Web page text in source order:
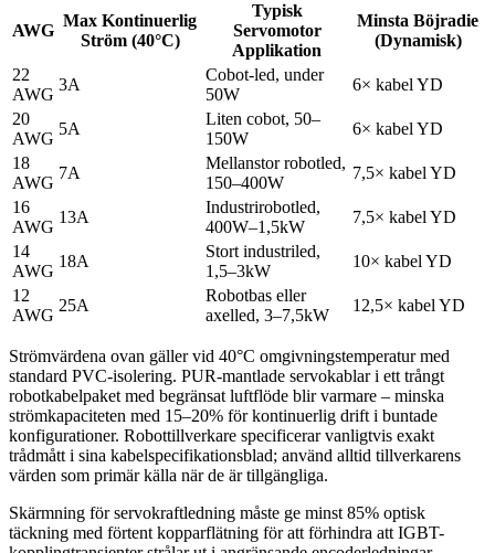
AWG
Max Kontinuerlig
Ström (40°C)
Typisk
Servomotor
Applikation
Minsta Böjradie
(Dynamisk)
22
AWG
3A
Cobot-led, under
50W
6× kabel YD
20
AWG
5A
Liten cobot, 50–
150W
6× kabel YD
18
AWG
7A
Mellanstor robotled,
150–400W
7,5× kabel YD
16
AWG
13A
Industrirobotled,
400W–1,5kW
7,5× kabel YD
14
AWG
18A
Stort industriled,
1,5–3kW
10× kabel YD
12
AWG
25A
Robotbas eller
axelled, 3–7,5kW
12,5× kabel YD
Strömvärdena ovan gäller vid 40°C omgivningstemperatur med
standard PVC-isolering. PUR-mantlade servokablar i ett trångt
robotkabelpaket med begränsat luftflöde blir varmare – minska
strömkapaciteten med 15–20% för kontinuerlig drift i buntade
konfigurationer. Robottillverkare specificerar vanligtvis exakt
trådmått i sina kabelspecifikationsblad; använd alltid tillverkarens
värden som primär källa när de är tillgängliga.
Skärmning för servokraftledning måste ge minst 85% optisk
täckning med förtent kopparflätning för att förhindra att IGBT-